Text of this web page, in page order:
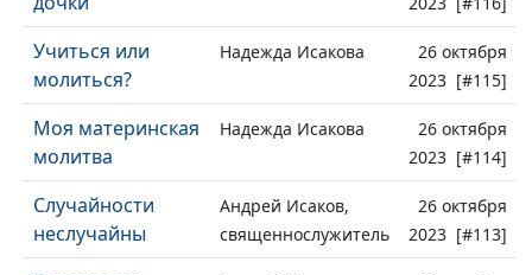
Учиться или
молиться?
Надежда Исакова
26 октября
2023 [#115]
Моя материнская
молитва
Надежда Исакова
26 октября
2023 [#114]
Случайности
неслучайны
Андрей Исаков,
священнослужитель
26 октября
2023 [#113]